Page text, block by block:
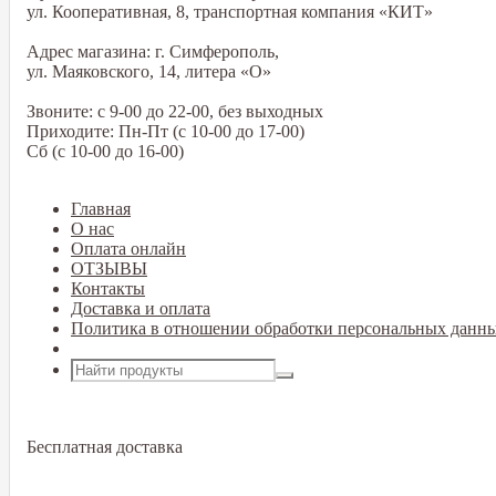
ул. Кооперативная, 8, транспортная компания «КИТ»
Адрес магазина: г. Симферополь,
ул. Маяковского, 14, литера «О»
Звоните: с 9-00 до 22-00, без выходных
Приходите: Пн-Пт (с 10-00 до 17-00)
Сб (с 10-00 до 16-00)
Главная
О нас
Оплата онлайн
ОТЗЫВЫ
Контакты
Доставка и оплата
Политика в отношении обработки персональных
Бесплатная доставка